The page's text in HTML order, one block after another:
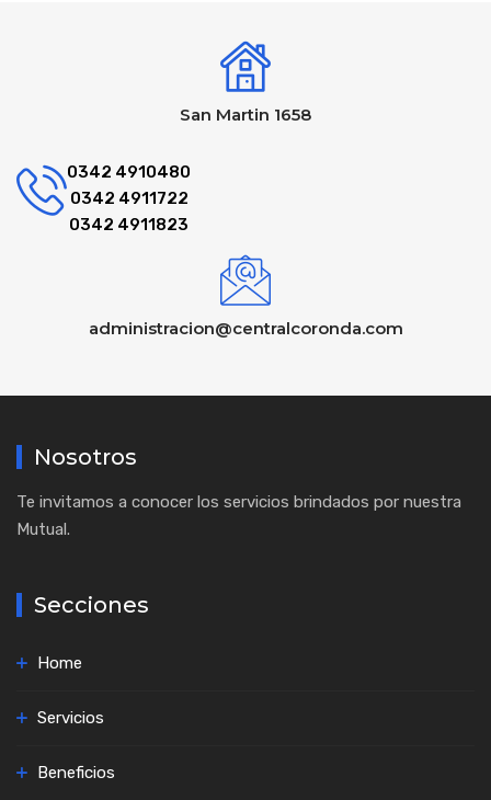
San Martin 1658
0342 4910480
0342 4911722
0342 4911823
administracion@centralcoronda.com
Nosotros
Te invitamos a conocer los servicios brindados por nuestra
Mutual.
Secciones
Home
Servicios
Beneficios